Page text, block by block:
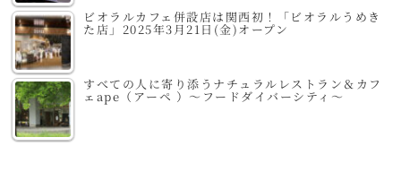
ビオラルカフェ併設店は関西初！「ビオラルうめき
た店」2025年3月21日(金)オープン
すべての人に寄り添うナチュラルレストラン＆カフ
ェape（アーペ ）～フードダイバーシティ～